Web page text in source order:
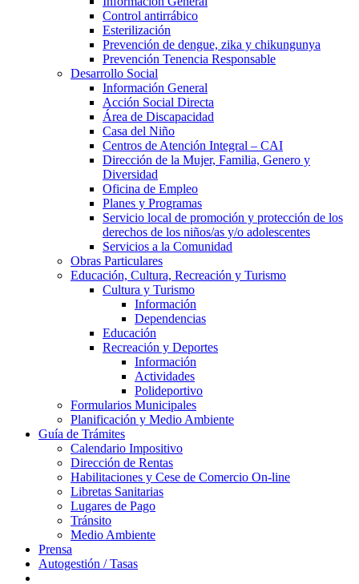
Control antirrábico
Esterilización
Prevención de dengue, zika y chikungunya
Prevención Tenencia Responsable
Desarrollo Social
Información General
Acción Social Directa
Área de Discapacidad
Casa del Niño
Centros de Atención Integral – CAI
Dirección de la Mujer, Familia, Genero y
Diversidad
Oficina de Empleo
Planes y Programas
Servicio local de promoción y protección de los
derechos de los niños/as y/o adolescentes
Servicios a la Comunidad
Obras Particulares
Educación, Cultura, Recreación y Turismo
Cultura y Turismo
Información
Dependencias
Educación
Recreación y Deportes
Información
Actividades
Polideportivo
Formularios Municipales
Planificación y Medio Ambiente
Guía de Trámites
Calendario Impositivo
Dirección de Rentas
Habilitaciones y Cese de Comercio On-line
Libretas Sanitarias
Lugares de Pago
Tránsito
Medio Ambiente
Prensa
Autogestión / Tasas